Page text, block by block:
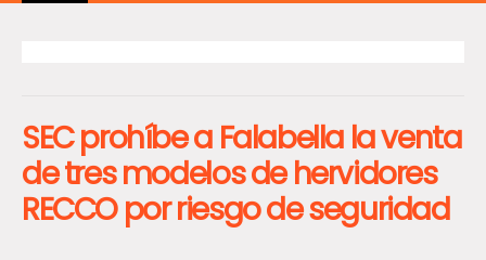
SEC prohíbe a Falabella la venta
de tres modelos de hervidores
RECCO por riesgo de seguridad